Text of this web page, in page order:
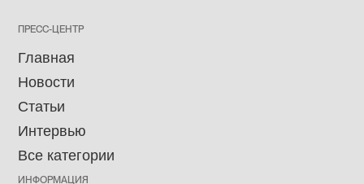
ПРЕСС-ЦЕНТР
Главная
Новости
Статьи
Интервью
Все категории
ИНФОРМАЦИЯ